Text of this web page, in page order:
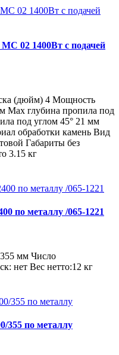
02 1400Вт с подачей
(дюйм) 4 Мощность
Max глубина пропила под
под углом 45° 21 мм
обработки камень Вид
Габариты без
3.15 кг
по металлу /065-1221
мм Число
нет Вес нетто:12 кг
355 по металлу